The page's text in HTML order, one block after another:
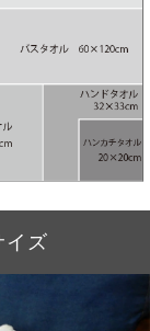
イズ